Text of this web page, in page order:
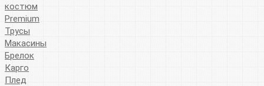
костюм
Premium
Трусы
Макасины
Брелок
Карго
Плед